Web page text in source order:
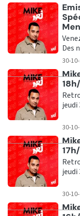
Des
30-
jeudi
30-
jeudi
30-